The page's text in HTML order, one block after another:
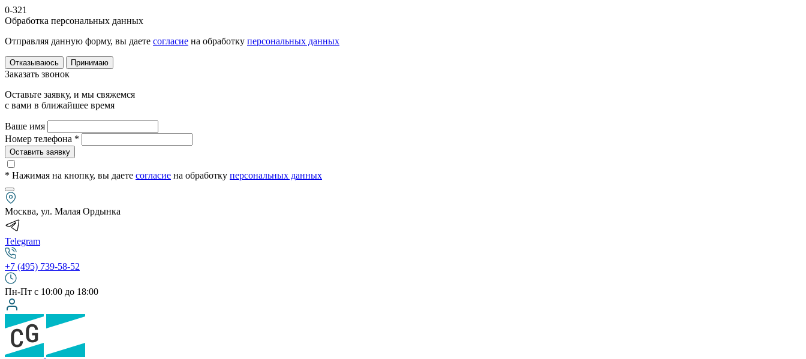
0-321
Обработка персональных данных
Отправляя данную форму, вы даете согласие на обработку персональных данных
Отказываюсь Принимаю
Заказать звонок
Оставьте заявку, и мы свяжемся
с вами в ближайшее время
Ваше имя
Номер телефона *
Оставить заявку
* Нажимая на кнопку, вы даете согласие на обработку персональных данных
Москва, ул. Малая Ордынка
Telegram
+7 (495) 739-58-52
Пн-Пт с 10:00 до 18:00